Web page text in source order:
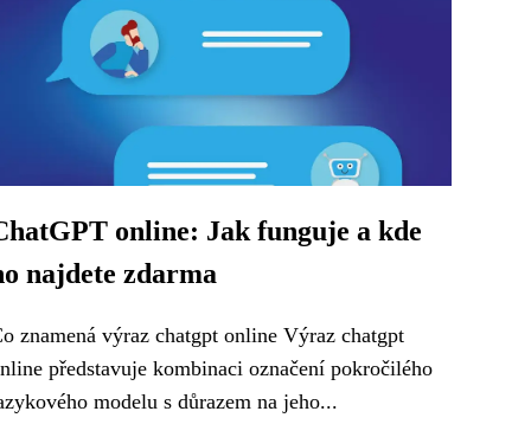
online: Jak funguje a kde
najdete zdarma
znamená výraz chatgpt online Výraz chatgpt
představuje kombinaci označení pokročilého
modelu s důrazem na jeho...